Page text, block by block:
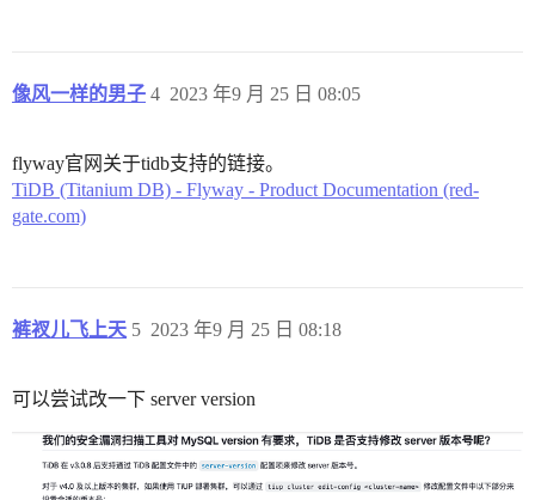
像风一样的男子 2023 年9 月 25 日 08:05
4
flyway官网关于tidb支持的链接。
TiDB (Titanium DB) - Flyway - Product Documentation (red-
gate.com)
裤衩儿飞上天 2023 年9 月 25 日 08:18
5
可以尝试改一下 server version